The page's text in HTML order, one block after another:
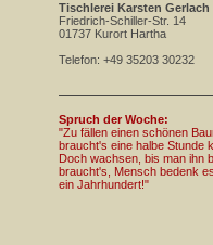
Tischlerei Karsten Gerlach
Friedrich-Schiller-Str. 14
01737 Kurort Hartha
Telefon: +49 35203 30232
Spruch der Woche:
"Zu fällen einen schönen
braucht's eine halbe Stunde
Doch wachsen, bis man ihn
braucht's, Mensch bedenk es,
ein Jahrhundert!"